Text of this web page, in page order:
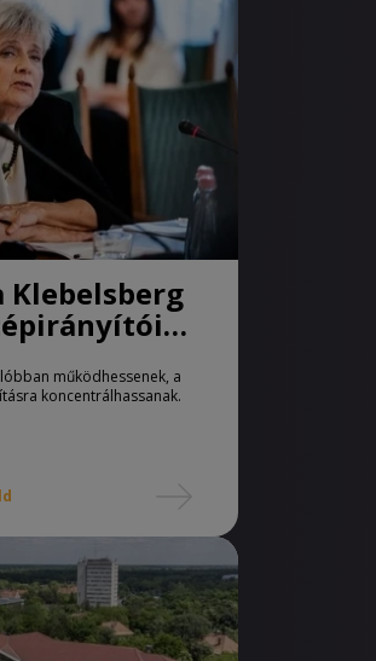
Klebelsberg
működhessenek, a
koncentrálhassanak.